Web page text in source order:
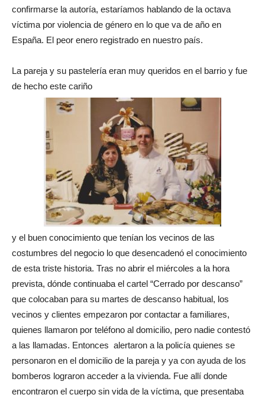
confirmarse la autoría, estaríamos hablando de la octava
víctima por violencia de género en lo que va de año en
España. El peor enero registrado en nuestro país.
La pareja y su pastelería eran muy queridos en el barrio y fue
de hecho este cariño
y el buen conocimiento que tenían los vecinos de las
costumbres del negocio lo que desencadenó el conocimiento
de esta triste historia. Tras no abrir el miércoles a la hora
prevista, dónde continuaba el cartel “Cerrado por descanso”
que colocaban para su martes de descanso habitual, los
vecinos y clientes empezaron por contactar a familiares,
quienes llamaron por teléfono al domicilio, pero nadie contestó
a las llamadas. Entonces alertaron a la policía quienes se
personaron en el domicilio de la pareja y ya con ayuda de los
bomberos lograron acceder a la vivienda. Fue allí donde
encontraron el cuerpo sin vida de la víctima, que presentaba